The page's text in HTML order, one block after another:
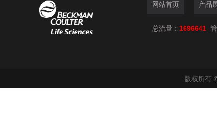
网站首页 产品
总流量： 1696641
版权所有